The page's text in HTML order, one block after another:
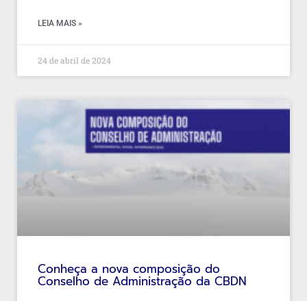
LEIA MAIS »
24 de abril de 2024
Conheça a nova composição do
Conselho de Administração da CBDN